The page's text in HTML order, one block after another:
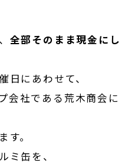
全部そのまま現金にし
日にあわせて、
会社である荒木商会に
す。
ミ缶を、